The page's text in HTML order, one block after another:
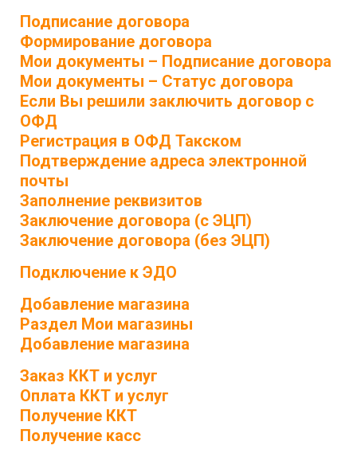
Подписание договора
Формирование договора
Мои документы – Подписание договора
Мои документы – Статус договора
Если Вы решили заключить договор с
ОФД
Регистрация в ОФД Такском
Подтверждение адреса электронной
почты
Заполнение реквизитов
Заключение договора (с ЭЦП)
Заключение договора (без ЭЦП)
Подключение к ЭДО
Добавление магазина
Раздел Мои магазины
Добавление магазина
Заказ ККТ и услуг
Оплата ККТ и услуг
Получение ККТ
Получение касс